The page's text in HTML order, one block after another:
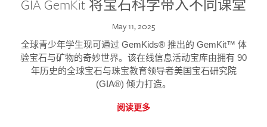
GIA GemKit 将宝石科学带入不同课堂
May 11, 2025
全球青少年学生现可通过 GemKids® 推出的 GemKit™ 体
验宝石与矿物的奇妙世界。该在线信息活动宝库由拥有 90
年历史的全球宝石与珠宝教育领导者美国宝石研究院
(GIA®) 倾力打造。
阅读更多